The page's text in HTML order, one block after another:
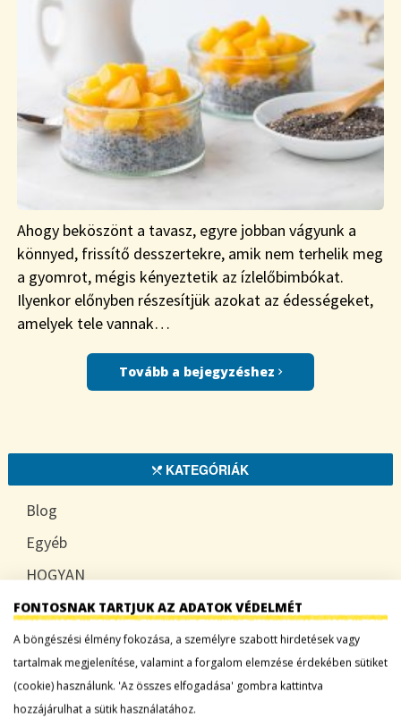
Ahogy beköszönt a tavasz, egyre jobban vágyunk a
könnyed, frissítő desszertekre, amik nem terhelik meg
a gyomrot, mégis kényeztetik az ízlelőbimbókat.
Ilyenkor előnyben részesítjük azokat az édességeket,
amelyek tele vannak…
Tovább a bejegyzéshez
KATEGÓRIÁK
Blog
Egyéb
HOGYAN
TUDATOSAN
LEGFRISSEBB BEJEGYZÉSEK
FONTOSNAK TARTJUK AZ ADATOK VÉDELMÉT
A böngészési élmény fokozása, a személyre szabott hirdetések vagy
tartalmak megjelenítése, valamint a forgalom elemzése érdekében sütiket
(cookie) használunk. 'Az összes elfogadása' gombra kattintva
hozzájárulhat a sütik használatához.